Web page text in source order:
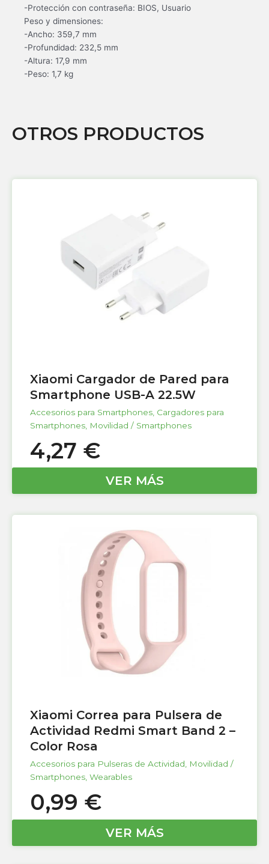
-Protección con contraseña: BIOS, Usuario
Peso y dimensiones:
-Ancho: 359,7 mm
-Profundidad: 232,5 mm
-Altura: 17,9 mm
-Peso: 1,7 kg
OTROS PRODUCTOS
Xiaomi Cargador de Pared para
Smartphone USB-A 22.5W
Accesorios para Smartphones, Cargadores para
Smartphones, Movilidad / Smartphones
4,27 €
VER MÁS
Xiaomi Correa para Pulsera de
Actividad Redmi Smart Band 2 –
Color Rosa
Accesorios para Pulseras de Actividad, Movilidad /
Smartphones, Wearables
0,99 €
VER MÁS